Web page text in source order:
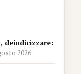
deindicizzare:
2026